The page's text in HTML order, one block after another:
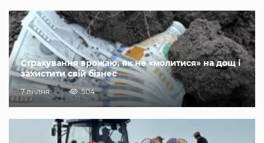
Страхування врожаю, як не «молитися» на дощ і
захистити свій бізнес
7 липня 504